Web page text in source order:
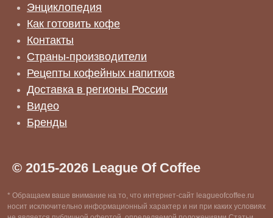
Энциклопедия
Как готовить кофе
Контакты
Страны-производители
Рецепты кофейных напитков
Доставка в регионы России
Видео
Бренды
© 2015-2026 League Of Coffee
* Обращаем ваше внимание на то, что интернет-сайт leagueofcoffee.ru
носит исключительно информационный характер и ни при каких условиях